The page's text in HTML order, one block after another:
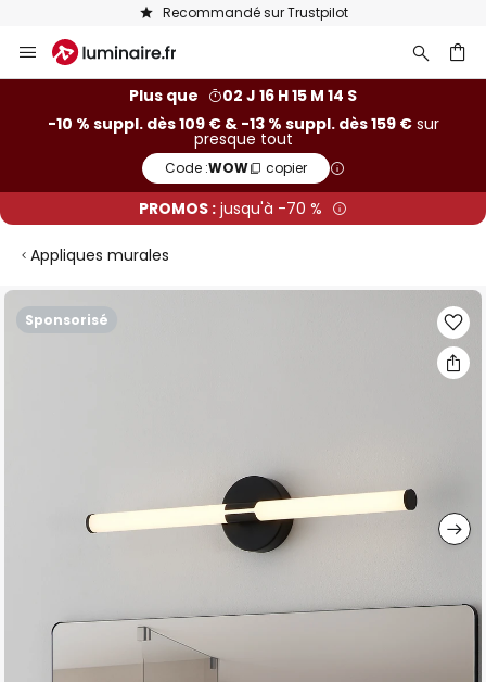
Recommandé sur Trustpilot
Allez
au
Plus que
02 J 16 H 15 M 13 S
-10 % suppl. dès 109 € & -13 % suppl. dès 159 €sur
presque tout
Code :WOW copier
PROMOS : jusqu'à -70 %
Appliques murales
Sponsorisé
Skip